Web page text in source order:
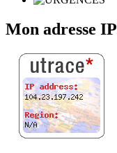
Mon adresse IP